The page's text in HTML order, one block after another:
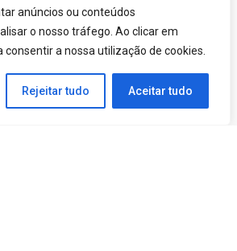
anúncios ou conteúdos
o nosso tráfego. Ao clicar em
consentir a nossa utilização de cookies.
Rejeitar tudo Aceitar tudo
nossa newsletter
últimas dicas de saúde,